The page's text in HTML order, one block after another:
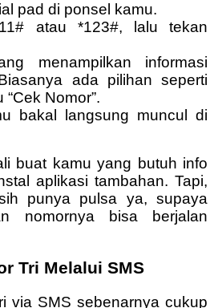
pad di ponsel kamu.
atau *123#, lalu tekan
menampilkan informasi
ada pilihan seperti
“Cek Nomor”.
bakal langsung muncul di
buat kamu yang butuh info
aplikasi tambahan. Tapi,
punya pulsa ya, supaya
nomornya bisa berjalan
Tri Melalui SMS
via SMS sebenarnya cukup